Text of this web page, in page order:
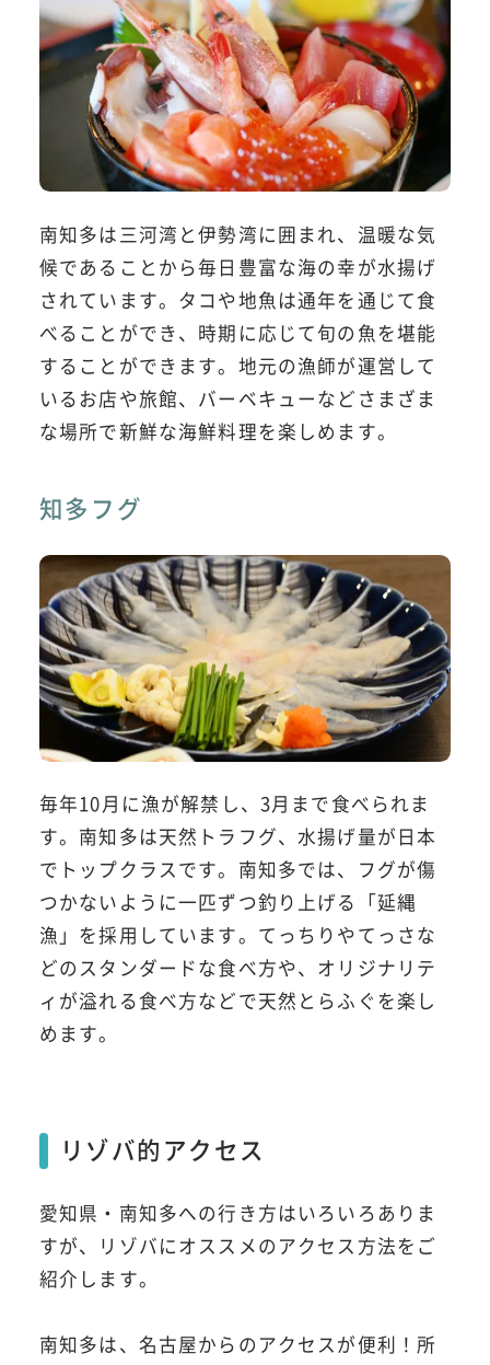
南知多は三河湾と伊勢湾に囲まれ、温暖な気
候であることから毎日豊富な海の幸が水揚げ
されています。タコや地魚は通年を通じて食
べることができ、時期に応じて旬の魚を堪能
することができます。地元の漁師が運営して
いるお店や旅館、バーベキューなどさまざま
な場所で新鮮な海鮮料理を楽しめます。
知多フグ
毎年10月に漁が解禁し、3月まで食べられま
す。南知多は天然トラフグ、水揚げ量が日本
でトップクラスです。南知多では、フグが傷
つかないように一匹ずつ釣り上げる「延縄
漁」を採用しています。てっちりやてっさな
どのスタンダードな食べ方や、オリジナリテ
ィが溢れる食べ方などで天然とらふぐを楽し
めます。
リゾバ的アクセス
愛知県・南知多への行き方はいろいろありま
すが、リゾバにオススメのアクセス方法をご
紹介します。
南知多は、名古屋からのアクセスが便利！所